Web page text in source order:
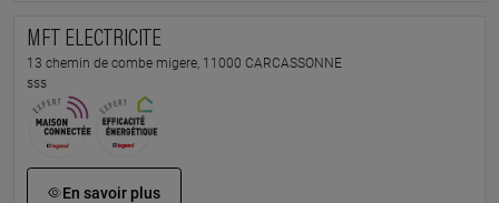
MFT ELECTRICITE
13 chemin de combe migere, 11000 CARCASSONNE
sss
En savoir plus